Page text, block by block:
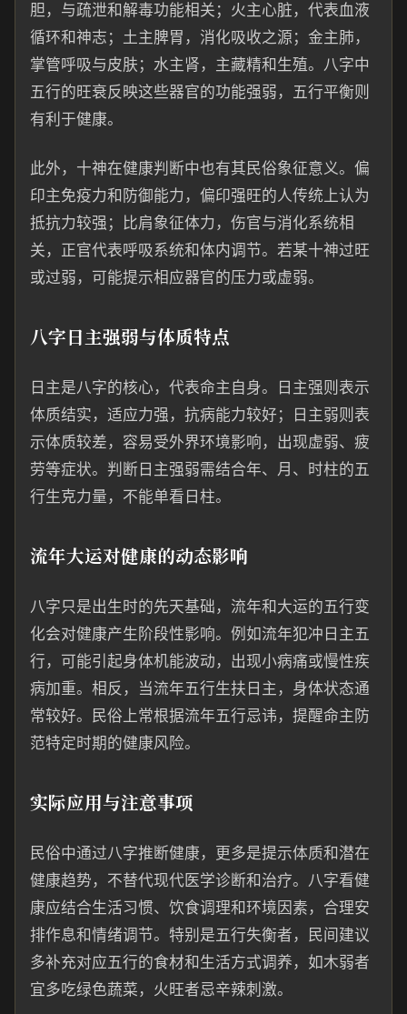
胆，与疏泄和解毒功能相关；火主心脏，代表血液
循环和神志；土主脾胃，消化吸收之源；金主肺，
掌管呼吸与皮肤；水主肾，主藏精和生殖。八字中
五行的旺衰反映这些器官的功能强弱，五行平衡则
有利于健康。
此外，十神在健康判断中也有其民俗象征意义。偏
印主免疫力和防御能力，偏印强旺的人传统上认为
抵抗力较强；比肩象征体力，伤官与消化系统相
关，正官代表呼吸系统和体内调节。若某十神过旺
或过弱，可能提示相应器官的压力或虚弱。
八字日主强弱与体质特点
日主是八字的核心，代表命主自身。日主强则表示
体质结实，适应力强，抗病能力较好；日主弱则表
示体质较差，容易受外界环境影响，出现虚弱、疲
劳等症状。判断日主强弱需结合年、月、时柱的五
行生克力量，不能单看日柱。
流年大运对健康的动态影响
八字只是出生时的先天基础，流年和大运的五行变
化会对健康产生阶段性影响。例如流年犯冲日主五
行，可能引起身体机能波动，出现小病痛或慢性疾
病加重。相反，当流年五行生扶日主，身体状态通
常较好。民俗上常根据流年五行忌讳，提醒命主防
范特定时期的健康风险。
实际应用与注意事项
民俗中通过八字推断健康，更多是提示体质和潜在
健康趋势，不替代现代医学诊断和治疗。八字看健
康应结合生活习惯、饮食调理和环境因素，合理安
排作息和情绪调节。特别是五行失衡者，民间建议
多补充对应五行的食材和生活方式调养，如木弱者
宜多吃绿色蔬菜，火旺者忌辛辣刺激。